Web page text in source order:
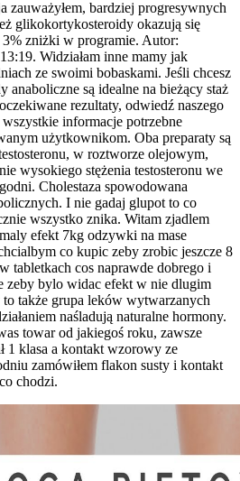
zauważyłem, bardziej progresywnych
glikokortykosteroidy okazują się
zniżki w programie. Autor:
Widziałam inne mamy jak
ze swoimi bobaskami. Jeśli chcesz
anaboliczne są idealne na bieżący staż
rezultaty, odwiedź naszego
informacje potrzebne
użytkownikom. Oba preparaty są
w roztworze olejowym,
wysokiego stężenia testosteronu we
Cholestaza spowodowana
I nie gadaj glupot to co
wszystko znika. Witam zjadlem
efekt 7kg odzywki na mase
co kupic zeby zrobic jeszcze 8
tabletkach cos naprawde dobrego i
zeby bylo widac efekt w nie dlugim
także grupa leków wytwarzanych
naśladują naturalne hormony.
towar od jakiegoś roku, zawsze
1 klasa a kontakt wzorowy ze
zamówiłem flakon susty i kontakt
chodzi.